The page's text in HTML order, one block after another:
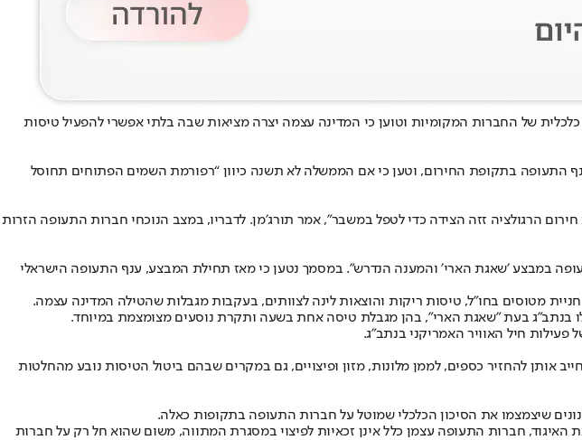
של החברות המקומיות וטוען כי המדינה עצמה יצרה מציאות שבה בלתי אפשרי להפעיל טיסות
התעופה בתקופת החירום, וטען כי אם הממשלה לא תשנה כיוון “רפורמת השמים הפתוחים תחוסל
הרגולציה זזה הצידה כדי לטפל במשבר”, אמר תורג׳מן. לדבריו, במצב הנוכחי חברות התעופה הזרות
במבצע ׳שאגת הארי׳ והמענה הנדרש”. במסמך נטען כי מאז תחילת המבצע, ענף התעופה הישראלי
מטוסים בחו״ל, טיסות ריקות והוצאות לינה לצוותים, בעקבות מגבלות שהטילה המדינה עצמה.
בנתב״ג בעת "שאגת הארי", בהן מגבלת טיסה אחת בשעה ותקרת נוסעים מצומצמת במיוחד.
חיל האוויר האמריקני בנתב״ג.
אותן להחזיר כספים, לממן מלונות, מזון ופיצויים, גם במקרים שבהם ביטול הטיסות נובע מהחלטות
שיצמצמו את הסיכון הכלכלי שמוטל על חברות התעופה בתקופות כאלה.
נוגעת למתווה הפיצויים שאושר השבוע בכנסת בהיקף של 400 מיליון שקל. לטענת האיגוד, חברות התעופה עצמן כלל אינן זכאיות לפיצוי במסגרת המתווה, משום שהוא חל רק על חברות